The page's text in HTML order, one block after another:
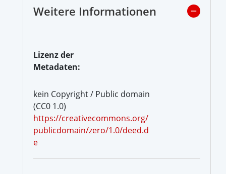
Weitere Informationen
Lizenz der
Metadaten:
kein Copyright / Public domain
(CC0 1.0)
https://creativecommons.org/
publicdomain/zero/1.0/deed.d
e